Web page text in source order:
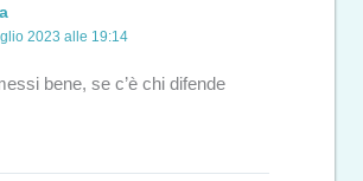
2023 alle 19:14
bene, se c’è chi difende